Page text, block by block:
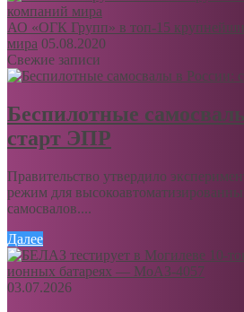
АО «ОГК Групп» в топ-15
мира 05.08.2020
Свежие записи
Беспилотные
старт ЭПР
Правительство утвердило
режим для
самосвалов....
Далее
03.07.2026